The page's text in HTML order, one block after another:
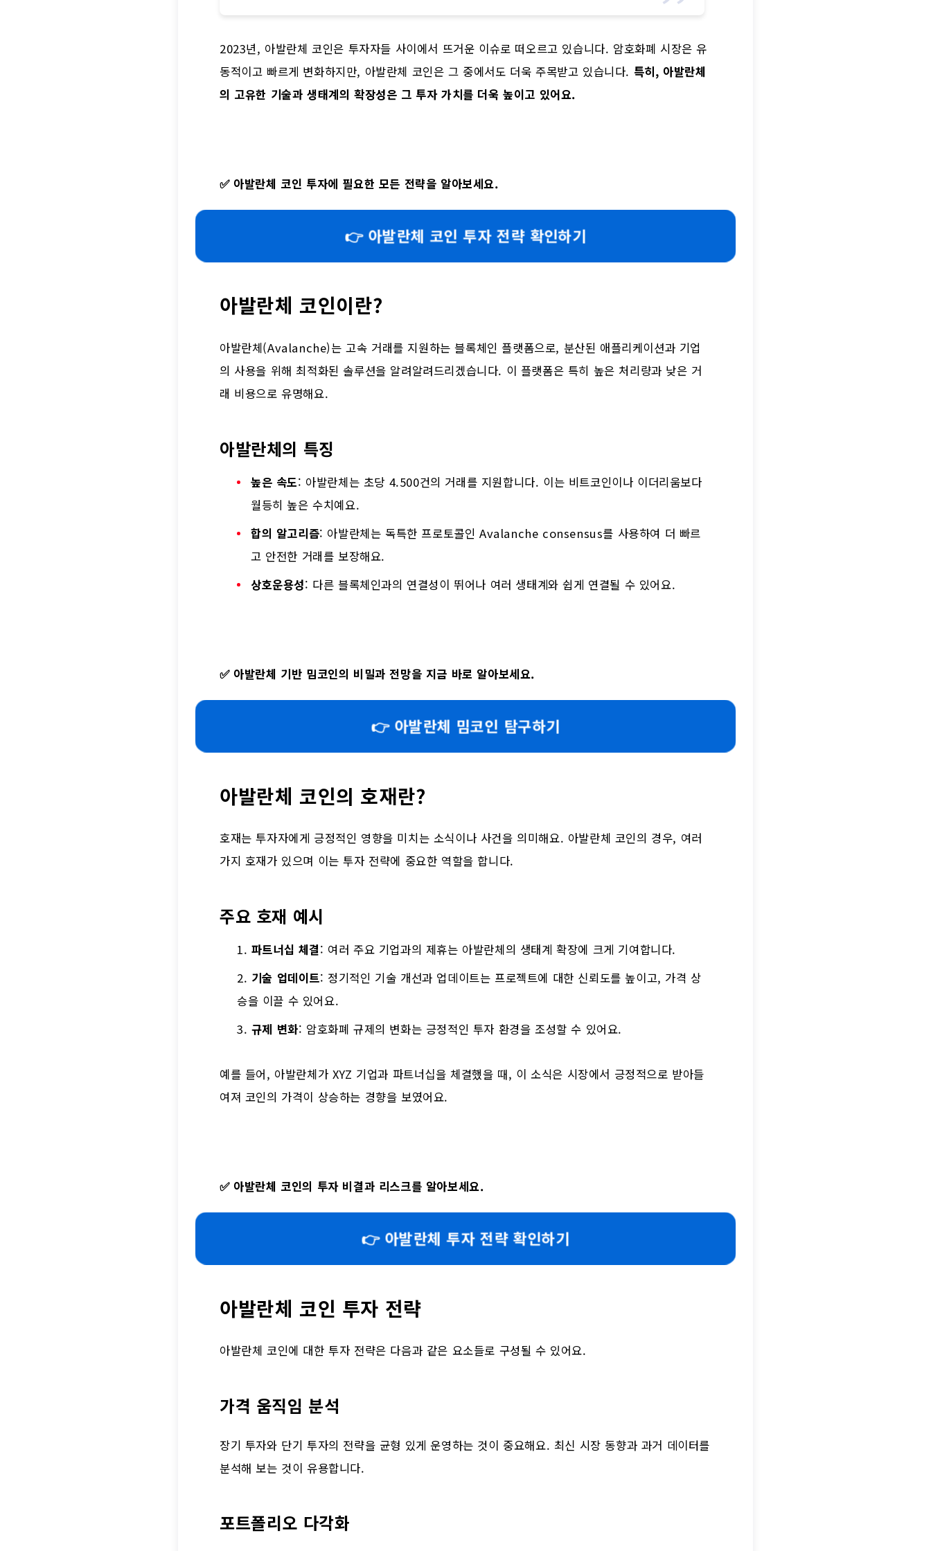
2023년, 아발란체 코인은 투자자들 사이에서 뜨거운 이슈로 떠오르고 있습니다. 암호화폐 시장은 유
동적이고 빠르게 변화하지만, 아발란체 코인은 그 중에서도 더욱 주목받고 있습니다. 특히, 아발란체
의 고유한 기술과 생태계의 확장성은 그 투자 가치를 더욱 높이고 있어요.
✅ 아발란체 코인 투자에 필요한 모든 전략을 알아보세요.
👉 아발란체 코인 투자 전략 확인하기
아발란체 코인이란?
아발란체(Avalanche)는 고속 거래를 지원하는 블록체인 플랫폼으로, 분산된 애플리케이션과 기업
의 사용을 위해 최적화된 솔루션을 알려알려드리겠습니다. 이 플랫폼은 특히 높은 처리량과 낮은 거
래 비용으로 유명해요.
아발란체의 특징
높은 속도: 아발란체는 초당 4.500건의 거래를 지원합니다. 이는 비트코인이나 이더리움보다
월등히 높은 수치예요.
합의 알고리즘: 아발란체는 독특한 프로토콜인 Avalanche consensus를 사용하여 더 빠르
고 안전한 거래를 보장해요.
상호운용성: 다른 블록체인과의 연결성이 뛰어나 여러 생태계와 쉽게 연결될 수 있어요.
✅ 아발란체 기반 밈코인의 비밀과 전망을 지금 바로 알아보세요.
👉 아발란체 밈코인 탐구하기
아발란체 코인의 호재란?
호재는 투자자에게 긍정적인 영향을 미치는 소식이나 사건을 의미해요. 아발란체 코인의 경우, 여러
가지 호재가 있으며 이는 투자 전략에 중요한 역할을 합니다.
주요 호재 예시
파트너십 체결: 여러 주요 기업과의 제휴는 아발란체의 생태계 확장에 크게 기여합니다.
기술 업데이트: 정기적인 기술 개선과 업데이트는 프로젝트에 대한 신뢰도를 높이고, 가격 상
승을 이끌 수 있어요.
규제 변화: 암호화폐 규제의 변화는 긍정적인 투자 환경을 조성할 수 있어요.
예를 들어, 아발란체가 XYZ 기업과 파트너십을 체결했을 때, 이 소식은 시장에서 긍정적으로 받아들
여져 코인의 가격이 상승하는 경향을 보였어요.
✅ 아발란체 코인의 투자 비결과 리스크를 알아보세요.
👉 아발란체 투자 전략 확인하기
아발란체 코인 투자 전략
아발란체 코인에 대한 투자 전략은 다음과 같은 요소들로 구성될 수 있어요.
가격 움직임 분석
장기 투자와 단기 투자의 전략을 균형 있게 운영하는 것이 중요해요. 최신 시장 동향과 과거 데이터를
분석해 보는 것이 유용합니다.
포트폴리오 다각화